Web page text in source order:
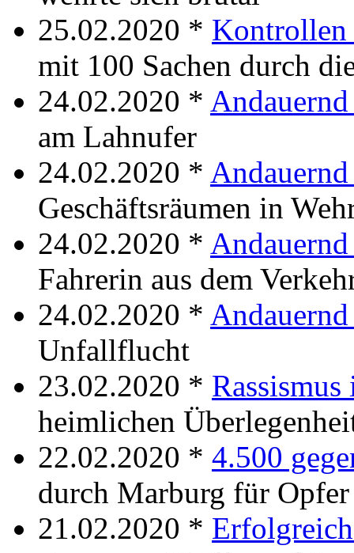
25.02.2020 * Kontrollen
mit 100 Sachen durch
24.02.2020 *
am Lahnufer
24.02.2020 *
Geschäftsräumen in
24.02.2020 *
Fahrerin aus dem
24.02.2020 *
Unfallflucht
23.02.2020 *
heimlichen
22.02.2020 * 4.500
durch Marburg für
21.02.2020 *